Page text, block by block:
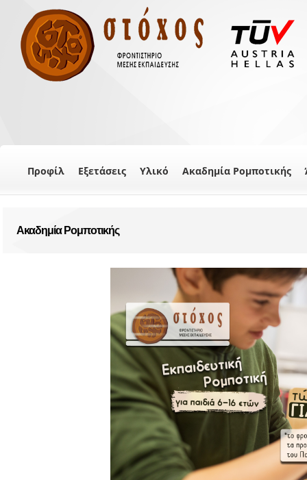
Προφίλ Εξετάσεις Υλικό Ακαδημία Ρομποτικής
Ακαδημία Ρομποτικής